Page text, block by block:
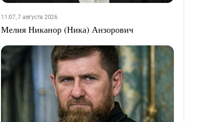
11:07, 7 августа 2026
Мелия Никанор (Ника) Анзорович